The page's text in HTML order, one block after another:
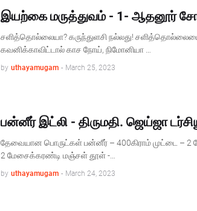
இயற்கை மருத்துவம் - 1- ஆதனூர்
சளித்தொல்லையா? கருந்துளசி நல்லது!
கவனிக்காவிட்டால் காச நோய், நிமோனியா …
by uthayamugam - March 25, 2023
பன்னீர் இட்லி - திருமதி. ஜெய்ஜா
தேவையான பொருட்கள் பன்னீர் – 400கிராம் முட்டை – 2
2 மேசைக்கரண்டி மஞ்சள் தூள் -…
by uthayamugam - March 24, 2023